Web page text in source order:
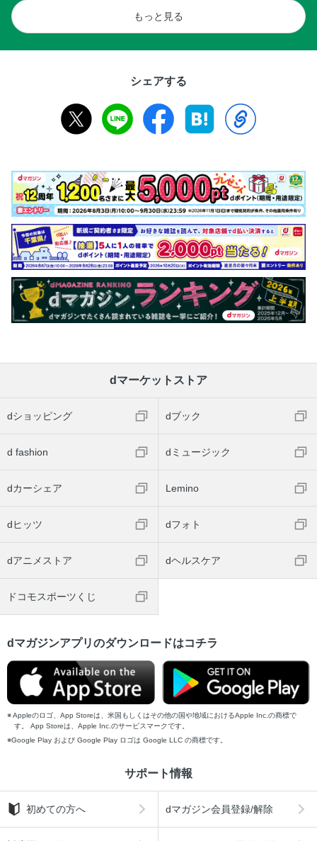
屈斜路／みどころ
中標津・野付半島／みどころ
標津／みどころ
知床 網走 能取 紋別
知床 網走
知床／みどころ
網走／みどころ
網走／みどころ／グルメ＆みやげ
能取湖 サロマ湖 紋別／みどころ
稚内 利尻 礼文
MAP／稚内・利尻 礼文広域
利尻 礼文／みどころ
礼文／礼文島トレイルコース
ホテルガイド／函館・湯の川温泉 朝食が自慢のホテル
旅に役立つ情報／北海道の世界遺産・国宝
旅に役立つ情報／歴史年表
交通ガイド／北海道へのアクセス
交通ガイド／各空港からのアクセス
交通ガイド／道内各地間のアクセス
交通ガイド／定期観光バス・レンタカーガイド
交通ガイド／ドライブガイド
特典1 旅×Scope北海道がスマホで聴ける／特典2 Googleマ
イマップ
旅×Scope北海道大判MAP／北海道図
もっと見る
シェアする
dマーケットストア
dショッピング dブック
d fashion dミュージック
dカーシェア Lemino
dヒッツ dフォト
dアニメストア dヘルスケア
ドコモスポーツくじ
dマガジンアプリのダウンロードはコチラ
Appleのロゴ、App Storeは、米国もしくはその他の国や地域におけるApple Inc.の商標で
す。 App Storeは、Apple Inc.のサービスマークです。
Google Play および Google Play ロゴは Google LLC の商標です。
サポート情報
初めての方へ dマガジン会員登録/解除